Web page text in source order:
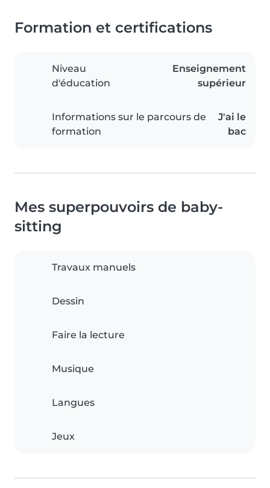
Formation et certifications
Niveau
d'éducation
Enseignement
supérieur
Informations sur le parcours de
formation
J'ai le
bac
Mes superpouvoirs de baby-
sitting
Travaux manuels
Dessin
Faire la lecture
Musique
Langues
Jeux